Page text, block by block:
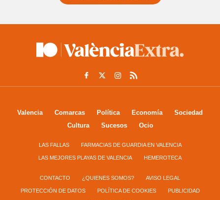
Valencia Comarcas Política Economía
Sociedad
Cultura
Sucesos Ocio
LAS FALLAS FARMACIAS DE GUARDIA EN VALENCIA
LAS MEJORES PLAYAS DE VALENCIA HEMEROTECA
CONTACTO ¿QUIENES SOMOS? AVISO LEGAL
PROTECCIÓN DE DATOS POLÍTICA DE COOKIES PUBLICIDAD